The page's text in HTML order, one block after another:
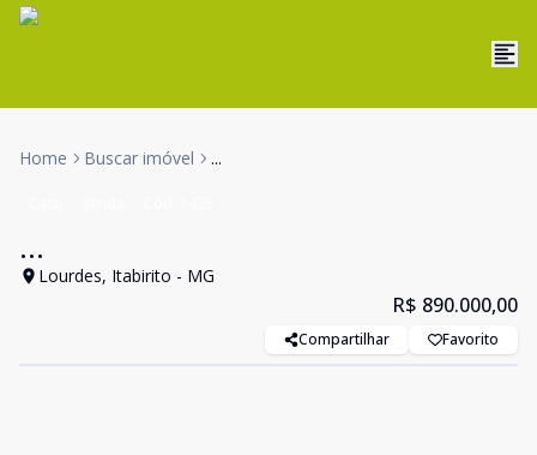
Home Buscar imóvel ...
...
Lourdes, Itabirito - MG
R$ 890.000,00
Compartilhar Favorito